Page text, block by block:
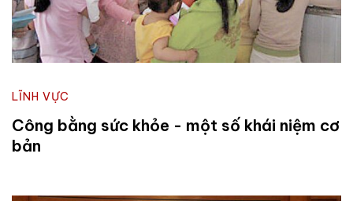
LĨNH VỰC
Công bằng sức khỏe - một số khái niệm cơ
bản